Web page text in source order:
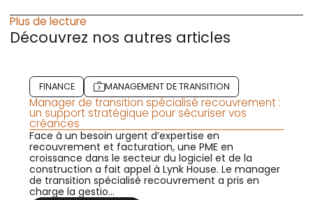
Plus de lecture
Découvrez nos autres articles
FINANCE MANAGEMENT DE TRANSITION
Manager de transition spécialisé recouvrement :
un support stratégique pour sécuriser vos
créances
Face à un besoin urgent d’expertise en
recouvrement et facturation, une PME en
croissance dans le secteur du logiciel et de la
construction a fait appel à Lynk House. Le manager
de transition spécialisé recouvrement a pris en
charge la gestio...